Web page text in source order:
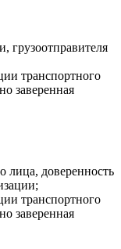
грузоотправителя
транспортного
заверенная
лица, доверенность
транспортного
заверенная